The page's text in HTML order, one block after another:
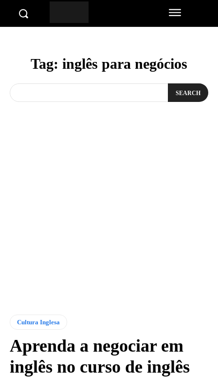
Tag: inglês para negócios
SEARCH
Cultura Inglesa
Aprenda a negociar em
inglês no curso de inglês